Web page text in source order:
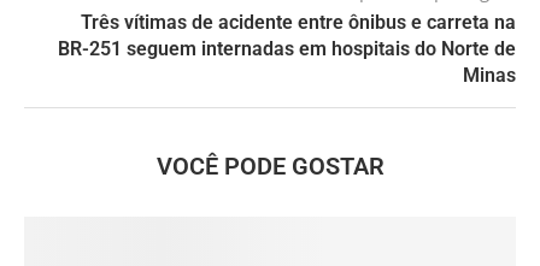
Três vítimas de acidente entre ônibus e carreta na
BR-251 seguem internadas em hospitais do Norte de
Minas
VOCÊ PODE GOSTAR